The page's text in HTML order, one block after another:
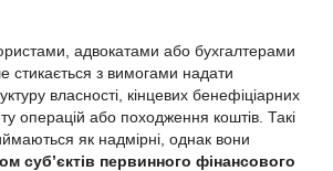
адвокатами або бухгалтерами
стикається з вимогами надати
власності, кінцевих бенефіціарних
операцій або походження коштів. Такі
як надмірні, однак вони
суб’єктів первинного фінансового